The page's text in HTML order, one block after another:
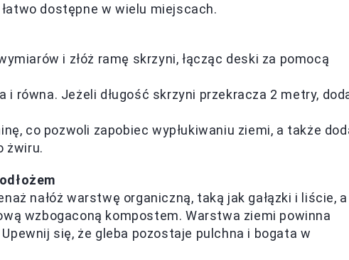
dostępne w wielu miejscach.
i złóż ramę skrzyni, łącząc deski za pomocą
i równa. Jeżeli długość skrzyni przekracza 2 metry,
co pozwoli zapobiec wypłukiwaniu ziemi, a także
żwiru.
nałóż warstwę organiczną, taką jak gałązki i liście, a
wzbogaconą kompostem. Warstwa ziemi powinna
się, że gleba pozostaje pulchna i bogata w